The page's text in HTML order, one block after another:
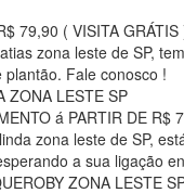
79,90 ( VISITA GRÁTIS
zona leste de SP,
Fale conosco !
ZONA LESTE SP
á PARTIR DE R$
zona leste de SP,
a sua ligação
ZONA LESTE